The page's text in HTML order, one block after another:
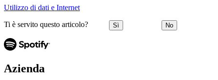
Utilizzo di dati e Internet
Ti è servito questo articolo? Sì No
Azienda